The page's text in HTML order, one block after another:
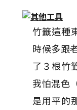
竹籤這種
時候多跟
了３根竹
我怕混色
是用平的